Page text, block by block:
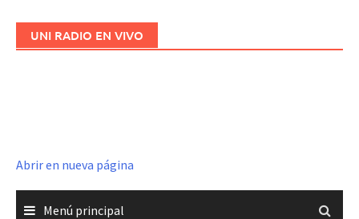
UNI RADIO EN VIVO
Abrir en nueva página
Menú principal